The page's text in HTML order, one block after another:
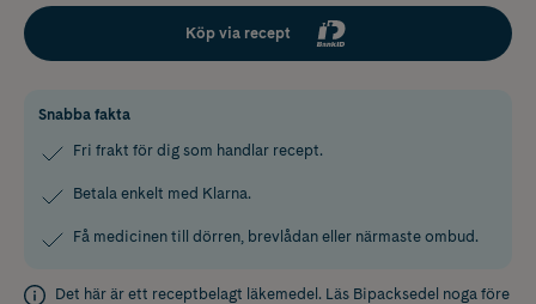
Köp via recept
Snabba fakta
Fri frakt för dig som handlar recept.
Betala enkelt med Klarna.
Få medicinen till dörren, brevlådan eller närmaste ombud.
Det här är ett receptbelagt läkemedel. Läs Bipacksedel noga före